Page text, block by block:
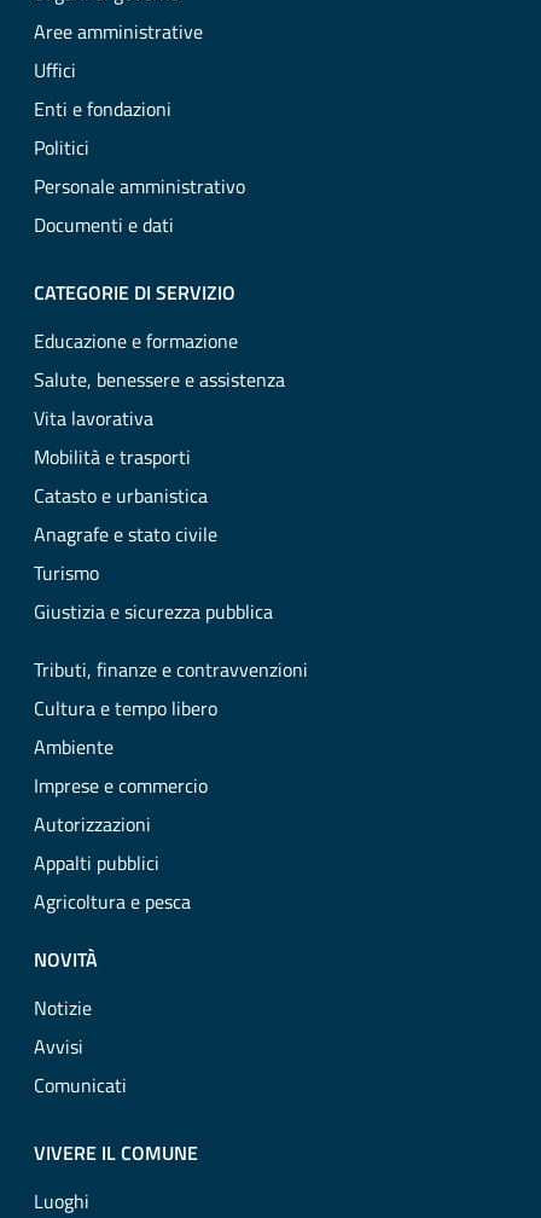
Aree amministrative
Uffici
Enti e fondazioni
Politici
Personale amministrativo
Documenti e dati
CATEGORIE DI SERVIZIO
Educazione e formazione
Salute, benessere e assistenza
Vita lavorativa
Mobilità e trasporti
Catasto e urbanistica
Anagrafe e stato civile
Turismo
Giustizia e sicurezza pubblica
Tributi, finanze e contravvenzioni
Cultura e tempo libero
Ambiente
Imprese e commercio
Autorizzazioni
Appalti pubblici
Agricoltura e pesca
NOVITÀ
Notizie
Avvisi
Comunicati
VIVERE IL COMUNE
Luoghi